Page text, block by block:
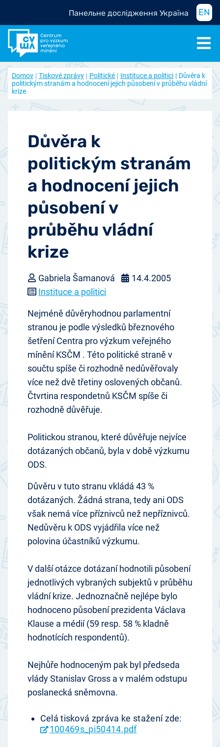
Панельне дослідження Україна EN
Domov Tiskové zprávy Politické Instituce a politici
Důvěra k
politickým stranám a hodnocení jejich působení v průběhu vládní
krize
Důvěra k
politickým stranám
a hodnocení jejich
působení v
průběhu vládní
krize
Gabriela Šamanová
14.4.2005
Instituce a politici
Nejméně důvěryhodnou parlamentní
stranou je podle výsledků březnového
šetření Centra pro výzkum veřejného
mínění KSČM . Této politické straně v
součtu spíše či rozhodně nedůvěřovaly
více než dvě třetiny oslovených občanů.
Čtvrtina respondetnů KSČM spíše či
rozhodně důvěřuje.
Politickou stranou, které důvěřuje nejvíce
dotázaných občanů, byla v době výzkumu
ODS.
Důvěru v tuto stranu vkládá 43 %
dotázaných. Žádná strana, tedy ani ODS
však nemá více příznivců než nepříznivců.
Nedůvěru k ODS vyjádřila více než
polovina účastníků výzkumu.
V další otázce dotázaní hodnotili působení
jednotlivých vybraných subjektů v průběhu
vládní krize. Jednoznačně nejlépe bylo
hodnoceno působení prezidenta Václava
Klause a médií (59 resp. 58 % kladně
hodnotících respondentů).
Nejhůře hodnoceným pak byl předseda
vlády Stanislav Gross a v malém odstupu
poslanecká sněmovna.
Celá tisková zpráva ke stažení zde:
100469s_pi50414.pdf